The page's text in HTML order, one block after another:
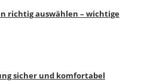
richtig auswählen – wichtige
sicher und komfortabel